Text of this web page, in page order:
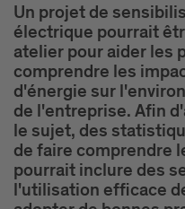
Un projet de
électrique pourrait
atelier pour aider les
comprendre les
d'énergie sur
de l'entreprise. Afin
le sujet, des
de faire comprendre
pourrait inclure des
l'utilisation efficace